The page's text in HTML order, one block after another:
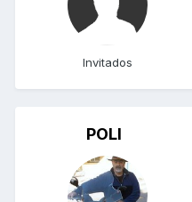
Invitados
POLI